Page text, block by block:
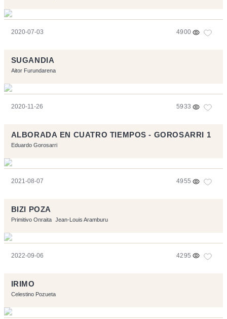
2020-07-03 4900
SUGANDIA
Aitor Furundarena
2020-11-26 5933
ALBORADA EN CUATRO TIEMPOS - GOROSARRI 1
Eduardo Gorosarri
2021-08-07 4955
BIZI POZA
Primitivo Onraita Jean-Louis Aramburu
2022-09-06 4295
IRIMO
Celestino Pozueta